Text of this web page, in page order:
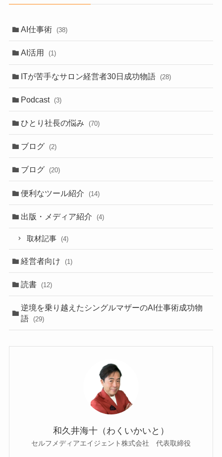
AI仕事術 (38)
AI活用 (1)
ITが苦手なサロン経営者30日成功物語 (28)
Podcast (3)
ひとり社長の悩み (70)
ブログ (2)
ブログ (20)
便利なツール紹介 (14)
出版・メディア紹介 (4)
取材記事 (4)
経営者向け (1)
読書 (12)
逆境を乗り越えたシングルマザーのAI仕事術成功物
語
(29)
和久井海十（わくいかいと）
セルフメディアエイジェント株式会社 代表取締役